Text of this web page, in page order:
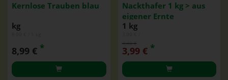
Kernlose Trauben blau
kg
8,99 € *
Nackthafer 1 kg > aus
eigener Ernte
1 kg
4,49 €
3,99 € *